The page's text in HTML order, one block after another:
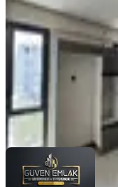
GÜVEN EMLAK
DANIŞMANLIK